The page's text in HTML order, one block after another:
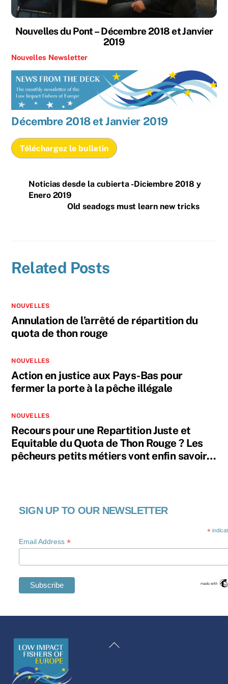
Nouvelles du Pont – Décembre 2018 et Janvier
2019
Nouvelles Newsletter
Décembre 2018 et Janvier 2019
Téléchargez le bulletin
Noticias desde la cubierta -Diciembre 2018 y
Enero 2019
Old seadogs must learn new tricks
Related Posts
NOUVELLES
Annulation de l’arrêté de répartition du
quota de thon rouge
NOUVELLES
Action en justice aux Pays-Bas pour
fermer la porte à la pêche illégale
NOUVELLES
Recours pour une Repartition Juste et
Equitable du Quota de Thon Rouge ? Les
pêcheurs petits métiers vont enfin savoir…
SIGN UP TO OUR NEWSLETTER
*
Email Address*
Back
Swedish